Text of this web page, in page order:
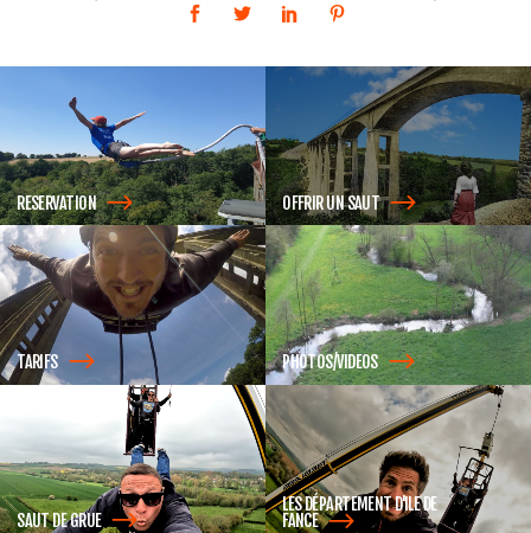
RESERVATION OFFRIR UNSAUT
TARIFS PHOTOS/VIDEOS
SAUT DEGRUE
LES DÉPARTEMENT D'ILE DE
FANCE